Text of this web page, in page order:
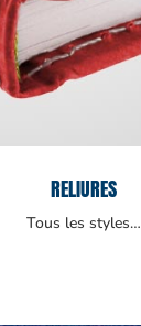
RELIURES
Tous les styles…